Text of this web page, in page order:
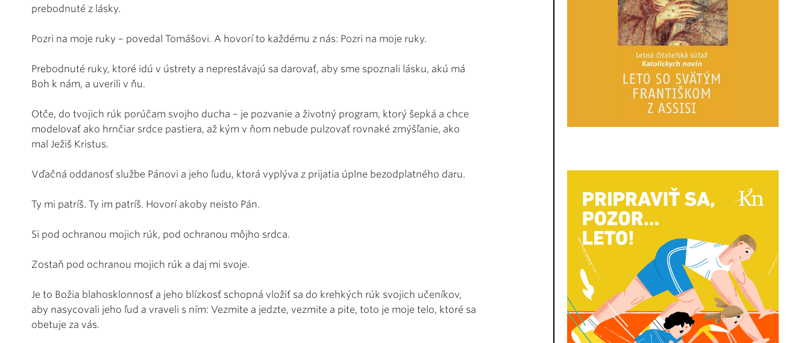
prebodnuté z lásky.
Pozri na moje ruky – povedal Tomášovi. A hovorí to každému z nás: Pozri na moje ruky.
Prebodnuté ruky, ktoré idú v ústrety a neprestávajú sa darovať, aby sme spoznali lásku, akú má
Boh k nám, a uverili v ňu.
Otče, do tvojich rúk porúčam svojho ducha – je pozvanie a životný program, ktorý šepká a chce
modelovať ako hrnčiar srdce pastiera, až kým v ňom nebude pulzovať rovnaké zmýšľanie, ako
mal Ježiš Kristus.
Vďačná oddanosť službe Pánovi a jeho ľudu, ktorá vyplýva z prijatia úplne bezodplatného daru.
Ty mi patríš. Ty im patríš. Hovorí akoby neisto Pán.
Si pod ochranou mojich rúk, pod ochranou môjho srdca.
Zostaň pod ochranou mojich rúk a daj mi svoje.
Je to Božia blahosklonnosť a jeho blízkosť schopná vložiť sa do krehkých rúk svojich učeníkov,
aby nasycovali jeho ľud a vraveli s ním: Vezmite a jedzte, vezmite a pite, toto je moje telo, ktoré sa
obetuje za vás.